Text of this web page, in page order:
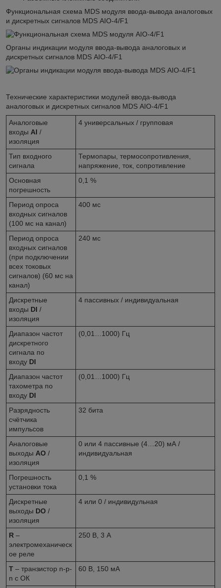
Функциональная схема MDS модуля ввода-вывода аналоговых
и дискретных сигналов MDS АIO-4/F1
Органы индикации модуля ввода-вывода аналоговых и
дискретных сигналов MDS АIO-4/F1
Технические характеристики модулей ввода-вывода
аналоговых и дискретных сигналов MDS АIO-4/F1
Аналоговые
входы AI /
изоляция
4 универсальных / групповая
Тип входного
сигнала
Термопары, термосопротивления,
напряжение, ток, сопротивление
Основная
погрешность
0,1 %
Период опроса
входных сигналов
(100 мс на канал)
400 мс
Период опроса
входных сигналов
(при подключении
всех токовых
сигналов) (60 мс на
канал)
240 мс
Дискретные
входы DI /
изоляция
4 пассивных / индивидуальная
Диапазон частот
дискретного
сигнала по
входу DI
(0,01…1000) Гц
Диапазон частот
тахометра по
входу DI
(0,01…1000) Гц
Разрядность
счётчика
импульсов
32 бита
Аналоговые
выходы AO /
изоляция
0 или 4 пассивные (4…20) мА /
индивидуальная
Погрешность
установки тока
0,1 %
Дискретные
выходы DO /
изоляция
4 или 0 / индивидульная
R –
электромеханическ
ое реле
250 В, 3 А
T – транзистор n-p-
n с ОК
60 В, 150 мА